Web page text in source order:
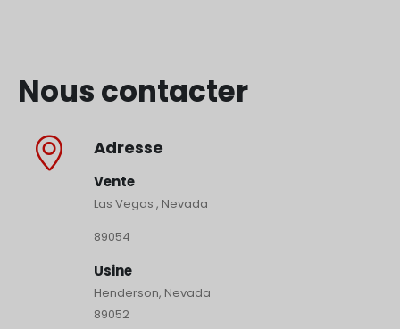
Nous contacter
Adresse
Vente
Las Vegas , Nevada
89054
Usine
Henderson, Nevada
89052